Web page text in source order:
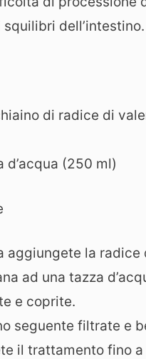
dell’intestino.
di radice di
d’acqua (250 ml)
aggiungete la radice
ad una tazza
e coprite.
seguente filtrate e
il trattamento fino